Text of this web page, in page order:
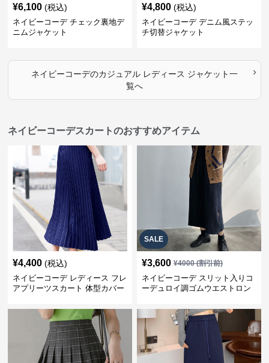
¥6,100 (税込)
ネイビーコーデ チェック裏地デ
ニムジャケット
¥4,800 (税込)
ネイビーコーデ デニム風ステッ
チ切替ジャケット
ネイビーコーデのカジュアル レディース ジャケット一
覧へ
›
ネイビーコーデスカートのおすすめアイテム
¥4,400 (税込)
ネイビーコーデ レディース フレ
アプリーツスカート 体型カバー
ト
SALE
¥3,600 ¥4000(割引前)
ネイビーコーデ スリット入りコ
ーデュロイ調ゴムウエストロン